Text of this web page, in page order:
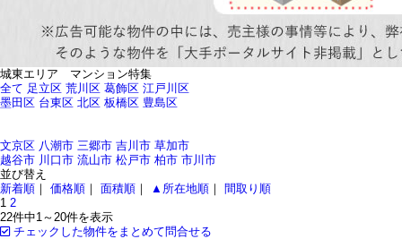
城東エリア マンション特集
全て 足立区 荒川区 葛飾区 江戸川区
墨田区 台東区 北区 板橋区 豊島区
文京区 八潮市 三郷市 吉川市 草加市
越谷市 川口市 流山市 松戸市 柏市 市川市
並び替え
新着順 ｜ 価格順 ｜ 面積順 ｜ ▲所在地順 ｜ 間取り順
1 2
22件中1～20件を表示
チェックした物件をまとめて問合せる